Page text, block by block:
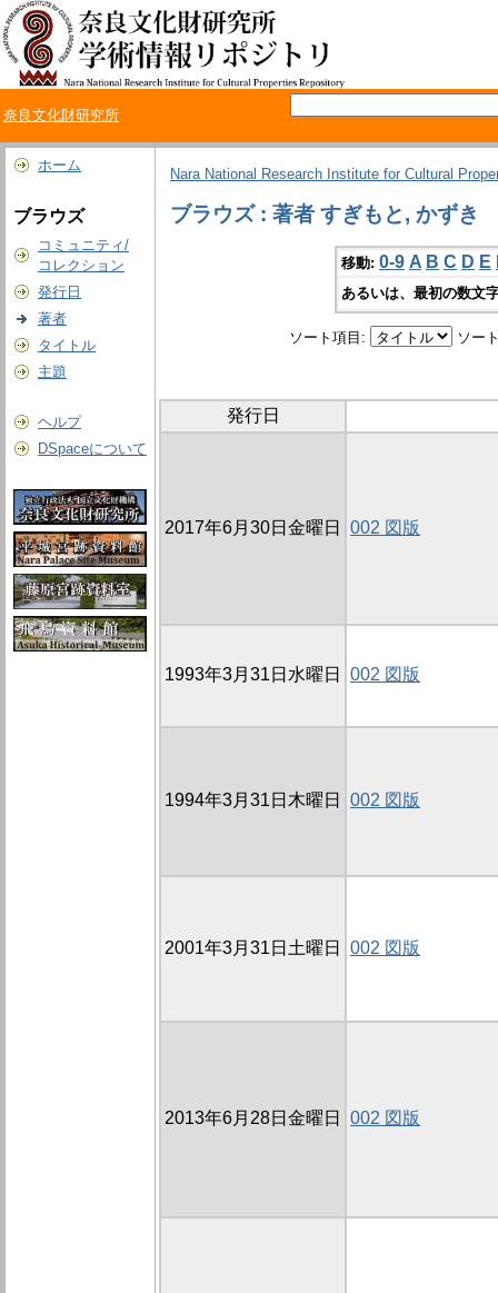
奈良文化財研究所
ホーム
ブラウズ
コミュニティ/
コレクション
発行日
著者
タイトル
主題
ヘルプ
DSpaceについて
Nara National Research Institute for Cultural
ブラウズ : 著者 すぎもと, かずき
移動: 0-9 A B C D E
あるいは、最初の数文
ソート項目: ソー
発行日
2017年6月30日金曜日 002 図版
1993年3月31日水曜日 002 図版
1994年3月31日木曜日 002 図版
2001年3月31日土曜日 002 図版
2013年6月28日金曜日 002 図版